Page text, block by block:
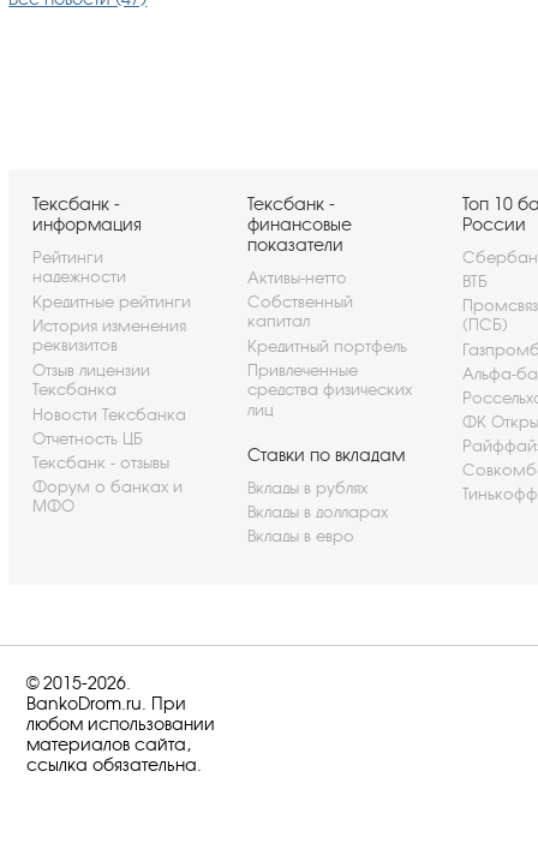
Тексбанк -
информация
Рейтинги
надежности
Кредитные рейтинги
История изменения
реквизитов
Отзыв лицензии
Тексбанка
Новости Тексбанка
Отчетность ЦБ
Тексбанк - отзывы
Форум о банках и
МФО
Тексбанк -
финансовые
показатели
Активы-нетто
Собственный
капитал
Кредитный портфель
Привлеченные
средства физических
лиц
Ставки по вкладам
Вклады в рублях
Вклады в долларах
Вклады в евро
Топ 10
России
ВТБ
(ПСБ)
Альфа-
ФК
© 2015-2026.
BankoDrom.ru. При
любом использовании
материалов сайта,
ссылка обязательна.